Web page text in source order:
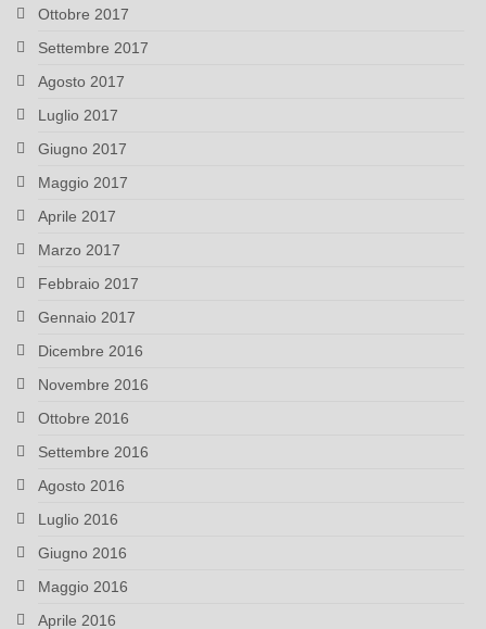
Ottobre 2017
Settembre 2017
Agosto 2017
Luglio 2017
Giugno 2017
Maggio 2017
Aprile 2017
Marzo 2017
Febbraio 2017
Gennaio 2017
Dicembre 2016
Novembre 2016
Ottobre 2016
Settembre 2016
Agosto 2016
Luglio 2016
Giugno 2016
Maggio 2016
Aprile 2016